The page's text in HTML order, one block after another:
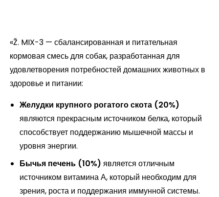
«Ž. MIX-3 — сбалансированная и питательная
кормовая смесь для собак, разработанная для
удовлетворения потребностей домашних животных в
здоровье и питании:
Желудки крупного рогатого скота (20%)
являются прекрасным источником белка, который
способствует поддержанию мышечной массы и
уровня энергии.
Бычья печень (10%) является отличным
источником витамина А, который необходим для
зрения, роста и поддержания иммунной системы.